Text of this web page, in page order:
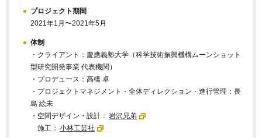
プロジェクト期間
2021年1月〜2021年5月
体制
・クライアント：慶應義塾大学（科学技術振興機構ムーンショット
型研究開発事業 代表機関）
・プロデュース：高橋 卓
・プロジェクトマネジメント・全体ディレクション・進行管理：長
島 絵未
・空間デザイン・設計： 岩沢兄弟
施工： 小林工芸社